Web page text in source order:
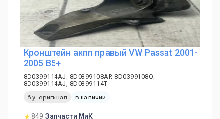
Кронштейн акпп правый VW Passat 2001-
2005 B5+
8D0399114AJ, 8D0399108AP, 8D0399108Q,
8D0399114AJ, 8D0399114T
б.у. оригинал
в наличии
849 Запчасти МиК